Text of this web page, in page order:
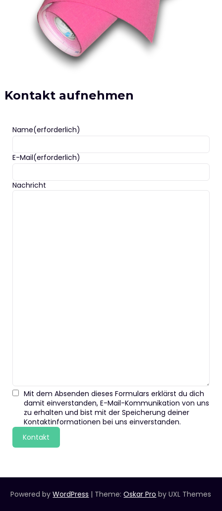
Kontakt aufnehmen
Name(erforderlich)
E-Mail(erforderlich)
Nachricht
Mit dem Absenden dieses Formulars erklärst du dich
damit einverstanden, E-Mail-Kommunikation von uns
zu erhalten und bist mit der Speicherung deiner
Kontaktinformationen bei uns einverstanden.
Kontakt
Powered byWordPress | Theme:Oskar Pro by UXL Themes